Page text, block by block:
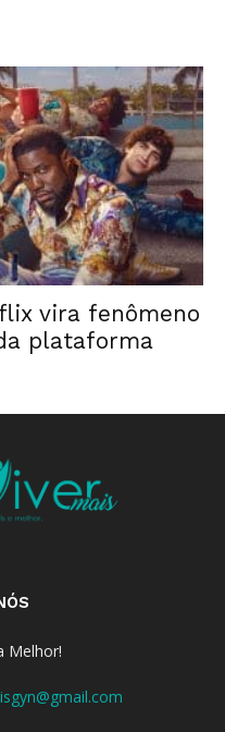
vira fenômeno
plataforma
Melhor!